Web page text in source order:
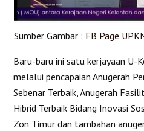
Sumber Gambar : FB Page
Baru-baru ini satu kerjayaan U-
melalui pencapaian Anugerah
Sebenar Terbaik, Anugerah
Hibrid Terbaik Bidang Inovasi
Zon Timur dan tambahan